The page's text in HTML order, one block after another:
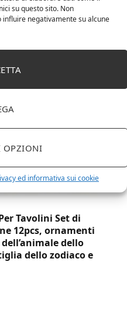
su questo sito. Non
negativamente su alcune
OPZIONI
ed informativa sui cookie
Bicchieri PET
tacca 0,3 alta qualità
Tavolini Set di
12pcs, ornamenti
dello
dello zodiaco e